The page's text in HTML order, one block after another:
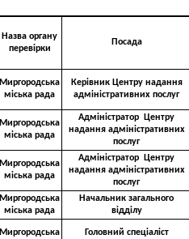
Назва органу
перевірки
Посада
Миргородська
міська рада
Керівник Центру надання
адміністративних послуг
Миргородська
міська рада
Адміністратор Центру
надання адміністративних
послуг
Миргородська
міська рада
Адміністратор Центру
надання адміністративних
послуг
Миргородська
міська рада
Начальник загального
відділу
Миргородська
Головний спеціаліст